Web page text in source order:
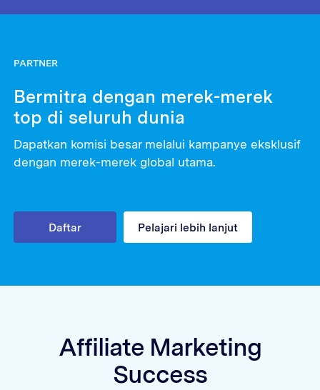
PARTNER
Bermitra dengan merek-merek
top di seluruh dunia
Dapatkan komisi besar melalui kampanye eksklusif
dengan merek-merek global utama.
Daftar Pelajari lebih lanjut
Affiliate Marketing
Success